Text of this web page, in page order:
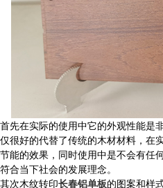
首先在实际的使用中它的外观性能是
仅很好的代替了传统的木材材料，在
节能的效果，同时使用中是不会有任
符合当下社会的发展理念。
其次木纹转印长春铝单板的图案和样